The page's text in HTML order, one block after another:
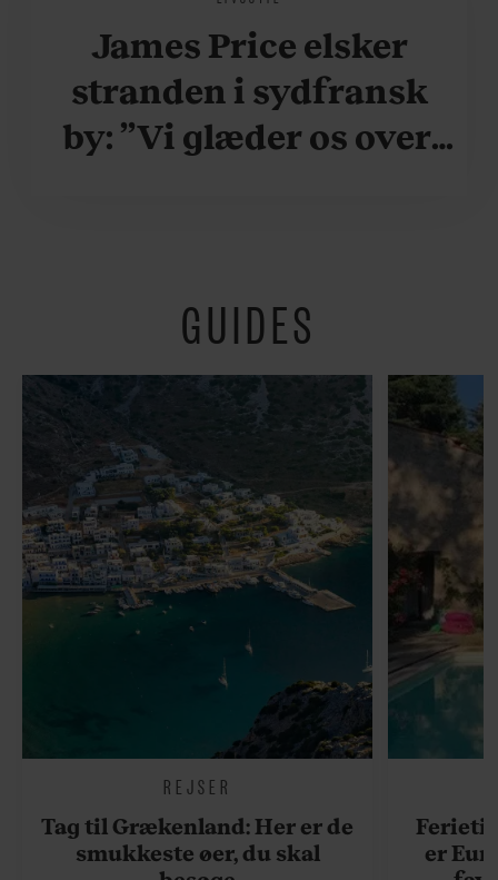
James Price elsker
stranden i sydfransk
by: ”Vi glæder os over,
fredeligt”
GUIDES
REJSER
Tag til Grækenland: Her er de
smukkeste øer, du skal
er